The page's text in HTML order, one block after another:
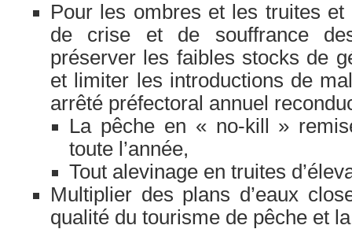
Pour les ombres et les truites et
de crise et de souffrance
préserver les faibles stocks de
et limiter les introductions de
arrêté préfectoral annuel
La pêche en « no-kill »
toute l’année,
Tout alevinage en truites
Multiplier des plans d’eaux
qualité du tourisme de pêche et